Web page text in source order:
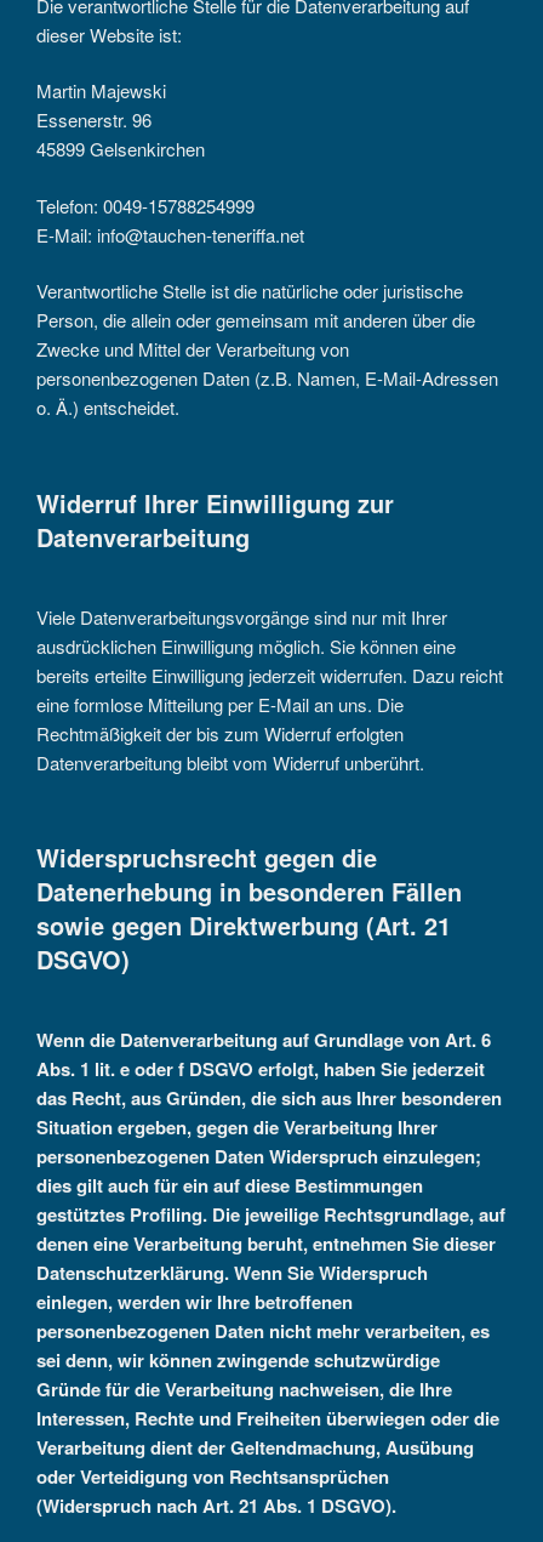
dieser Website ist:
Martin Majewski
Essenerstr. 96
45899 Gelsenkirchen
Telefon: 0049-15788254999
E-Mail: info@tauchen-teneriffa.net
Verantwortliche Stelle ist die natürliche oder juristische
Person, die allein oder gemeinsam mit anderen über die
Zwecke und Mittel der Verarbeitung von
personenbezogenen Daten (z.B. Namen, E-Mail-Adressen
o. Ä.) entscheidet.
Widerruf Ihrer Einwilligung zur
Datenverarbeitung
Viele Datenverarbeitungsvorgänge sind nur mit Ihrer
ausdrücklichen Einwilligung möglich. Sie können eine
bereits erteilte Einwilligung jederzeit widerrufen. Dazu reicht
eine formlose Mitteilung per E-Mail an uns. Die
Rechtmäßigkeit der bis zum Widerruf erfolgten
Datenverarbeitung bleibt vom Widerruf unberührt.
Widerspruchsrecht gegen die
Datenerhebung in besonderen Fällen
sowie gegen Direktwerbung (Art. 21
DSGVO)
Wenn die Datenverarbeitung auf Grundlage von Art. 6
Abs. 1 lit. e oder f DSGVO erfolgt, haben Sie jederzeit
das Recht, aus Gründen, die sich aus Ihrer besonderen
Situation ergeben, gegen die Verarbeitung Ihrer
personenbezogenen Daten Widerspruch einzulegen;
dies gilt auch für ein auf diese Bestimmungen
gestütztes Profiling. Die jeweilige Rechtsgrundlage, auf
denen eine Verarbeitung beruht, entnehmen Sie dieser
Datenschutzerklärung. Wenn Sie Widerspruch
einlegen, werden wir Ihre betroffenen
personenbezogenen Daten nicht mehr verarbeiten, es
sei denn, wir können zwingende schutzwürdige
Gründe für die Verarbeitung nachweisen, die Ihre
Interessen, Rechte und Freiheiten überwiegen oder die
Verarbeitung dient der Geltendmachung, Ausübung
oder Verteidigung von Rechtsansprüchen
(Widerspruch nach Art. 21 Abs. 1 DSGVO).